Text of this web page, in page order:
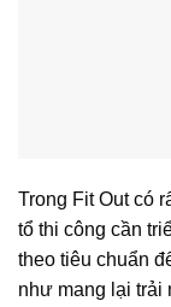
Trong Fit Out có
tổ thi công cần
theo tiêu chuẩn
như mang lại trải